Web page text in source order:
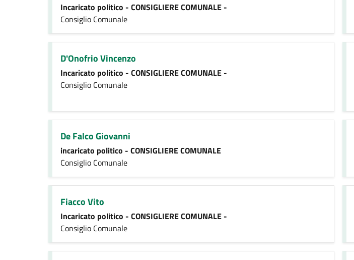
Incaricato politico - CONSIGLIERE COMUNALE -
Consiglio Comunale
D'Onofrio Vincenzo
Incaricato politico - CONSIGLIERE COMUNALE -
Consiglio Comunale
De Falco Giovanni
incaricato politico - CONSIGLIERE COMUNALE
Consiglio Comunale
Fiacco Vito
Incaricato politico - CONSIGLIERE COMUNALE -
Consiglio Comunale